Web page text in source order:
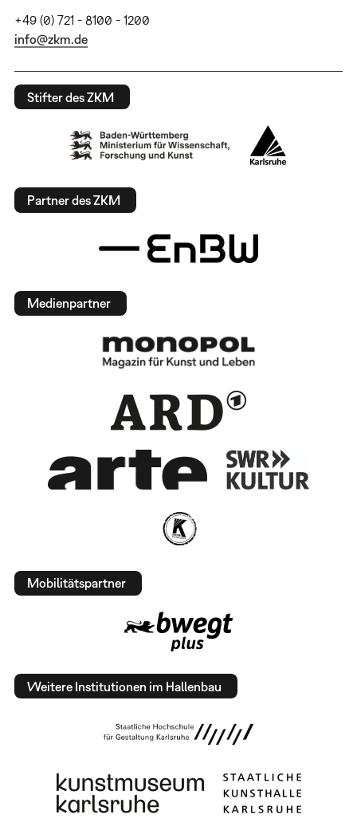
+49 (0) 721 - 8100 - 1200
info@zkm.de
Stifter des ZKM
Partner des ZKM
Medienpartner
Mobilitätspartner
Weitere Institutionen im Hallenbau